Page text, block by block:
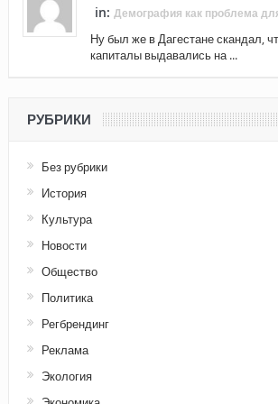
in: Демография как проблема
Ну был же в Дагестане скандал,
капиталы выдавались на ...
РУБРИКИ
Без рубрики
История
Культура
Новости
Общество
Политика
Регбрендинг
Реклама
Экология